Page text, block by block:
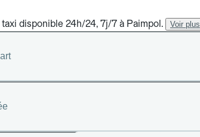
disponible 24h/24, 7j/7 à Paimpol. Voir plus